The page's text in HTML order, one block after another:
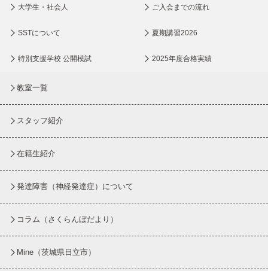
大学生・社会人 ご入会までの流れ
SSTについて 夏期講習2026
特別支援学校 公開模試 2025年度合格実績
教室一覧
スタッフ紹介
在籍生紹介
発達障害（神経発達症）について
コラム （さくらんぼだより）
Mine（茨城県日立市）